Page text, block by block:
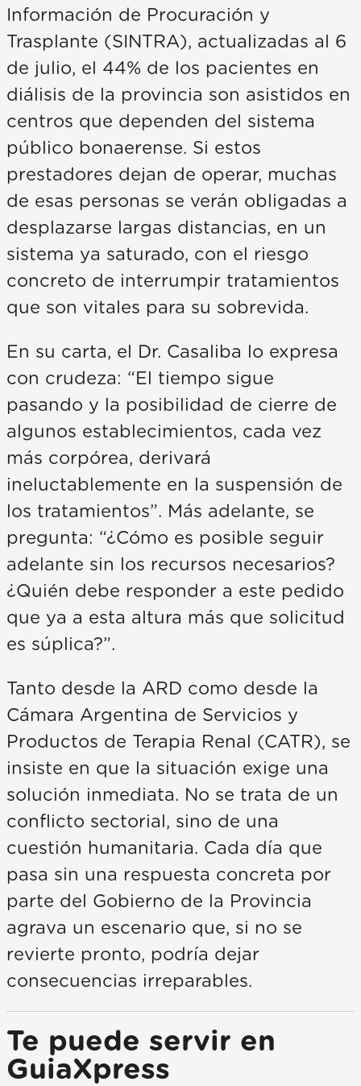
Información de Procuración y
Trasplante (SINTRA), actualizadas al 6
de julio, el 44% de los pacientes en
diálisis de la provincia son asistidos en
centros que dependen del sistema
público bonaerense. Si estos
prestadores dejan de operar, muchas
de esas personas se verán obligadas a
desplazarse largas distancias, en un
sistema ya saturado, con el riesgo
concreto de interrumpir tratamientos
que son vitales para su sobrevida.
En su carta, el Dr. Casaliba lo expresa
con crudeza: “El tiempo sigue
pasando y la posibilidad de cierre de
algunos establecimientos, cada vez
más corpórea, derivará
ineluctablemente en la suspensión de
los tratamientos”. Más adelante, se
pregunta: “¿Cómo es posible seguir
adelante sin los recursos necesarios?
¿Quién debe responder a este pedido
que ya a esta altura más que solicitud
es súplica?”.
Tanto desde la ARD como desde la
Cámara Argentina de Servicios y
Productos de Terapia Renal (CATR), se
insiste en que la situación exige una
solución inmediata. No se trata de un
conflicto sectorial, sino de una
cuestión humanitaria. Cada día que
pasa sin una respuesta concreta por
parte del Gobierno de la Provincia
agrava un escenario que, si no se
revierte pronto, podría dejar
consecuencias irreparables.
Te puede servir en
GuiaXpress